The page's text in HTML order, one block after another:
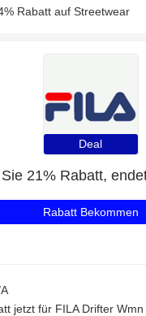
Rabatt auf Streetwear
Deal
Rabatt Bekommen
jetzt für FILA Drifter